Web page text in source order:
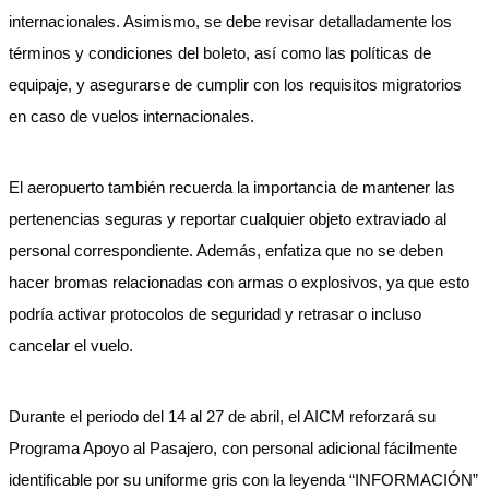
internacionales. Asimismo, se debe revisar detalladamente los
términos y condiciones del boleto, así como las políticas de
equipaje, y asegurarse de cumplir con los requisitos migratorios
en caso de vuelos internacionales.
El aeropuerto también recuerda la importancia de mantener las
pertenencias seguras y reportar cualquier objeto extraviado al
personal correspondiente. Además, enfatiza que no se deben
hacer bromas relacionadas con armas o explosivos, ya que esto
podría activar protocolos de seguridad y retrasar o incluso
cancelar el vuelo.
Durante el periodo del 14 al 27 de abril, el AICM reforzará su
Programa Apoyo al Pasajero, con personal adicional fácilmente
identificable por su uniforme gris con la leyenda “INFORMACIÓN”